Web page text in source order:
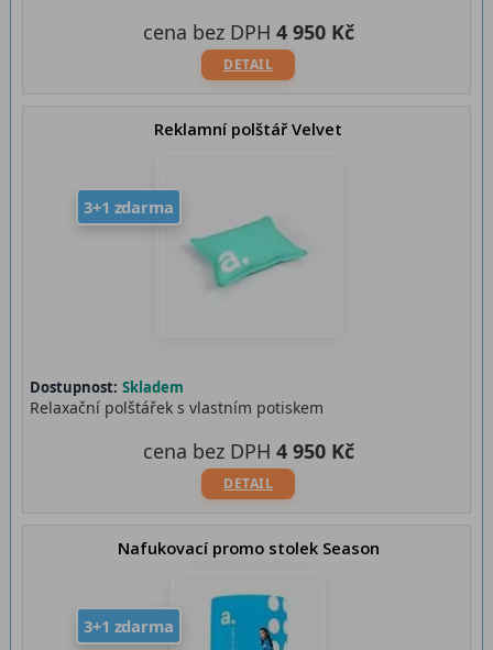
DETAIL
cena bez DPH 4 950 Kč
Reklamní polštář Velvet
3+1 zdarma
Dostupnost: Skladem
Relaxační polštářek s vlastním potiskem
DETAIL
cena bez DPH 4 950 Kč
Nafukovací promo stolek Season
3+1 zdarma